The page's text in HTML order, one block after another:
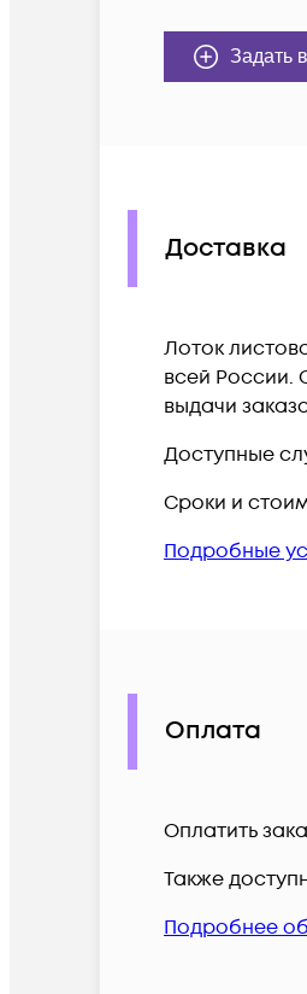
Задать
Доставка
Лоток
всей России.
выдачи
Доступные
Сроки и
Подробные
Оплата
Оплатить
Также
Подробнее